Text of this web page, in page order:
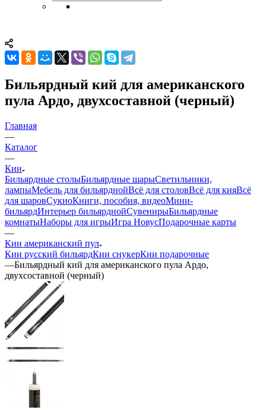
Бильярдный кий для американского
пула Ардо, двухсоставной (черный)
Главная
—
Каталог
—
Кии
Бильярдные столыБильярдные шарыСветильники,
лампыМебель для бильярднойВсё для столовВсё для кияВсё
для шаровСукноКниги, пособия, видеоМини-
бильярдИнтерьер бильярднойСувенирыБильярдные
комнатыНаборы для игрыИгра НовусПодарочные карты
—
Кии американский пул
Кии русский бильярдКии снукерКии подарочные
—Бильярдный кий для американского пула Ардо,
двухсоставной (черный)